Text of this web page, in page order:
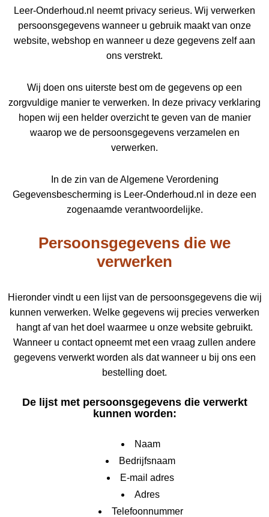
Leer-Onderhoud.nl neemt privacy serieus. Wij verwerken
persoonsgegevens wanneer u gebruik maakt van onze
website, webshop en wanneer u deze gegevens zelf aan
ons verstrekt.
Wij doen ons uiterste best om de gegevens op een
zorgvuldige manier te verwerken. In deze privacy verklaring
hopen wij een helder overzicht te geven van de manier
waarop we de persoonsgegevens verzamelen en
verwerken.
In de zin van de Algemene Verordening
Gegevensbescherming is Leer-Onderhoud.nl in deze een
zogenaamde verantwoordelijke.
Persoonsgegevens die we
verwerken
Hieronder vindt u een lijst van de persoonsgegevens die wij
kunnen verwerken. Welke gegevens wij precies verwerken
hangt af van het doel waarmee u onze website gebruikt.
Wanneer u contact opneemt met een vraag zullen andere
gegevens verwerkt worden als dat wanneer u bij ons een
bestelling doet.
De lijst met persoonsgegevens die verwerkt
kunnen worden:
Naam
Bedrijfsnaam
E-mail adres
Adres
Telefoonnummer